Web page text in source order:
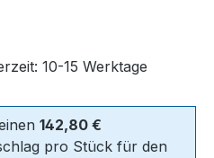
10-15 Werktage
142,80 €
pro Stück für den